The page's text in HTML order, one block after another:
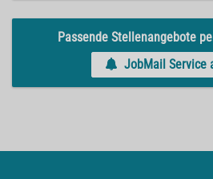
Passende Stellenangebote
JobMail Service